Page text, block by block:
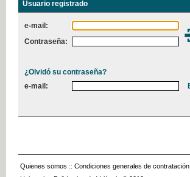
Usuario registrado
e-mail:
Contraseña:
¿Olvidó su contraseña?
e-mail:
Quienes somos :: Condiciones generales de contratación